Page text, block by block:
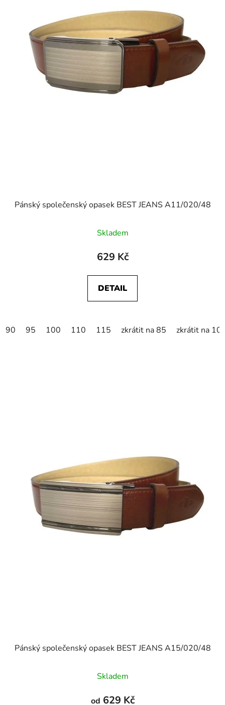
Pánský společenský opasek BEST JEANS A11/020/48
Skladem
629 Kč
DETAIL
90 95 100 110 115 zkrátit na 85 zkrátit na
Pánský společenský opasek BEST JEANS A15/020/48
Skladem
od 629 Kč